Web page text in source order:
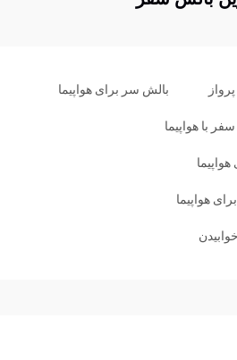
بالش سر برای هواپیما
با هواپیما
هواپیما